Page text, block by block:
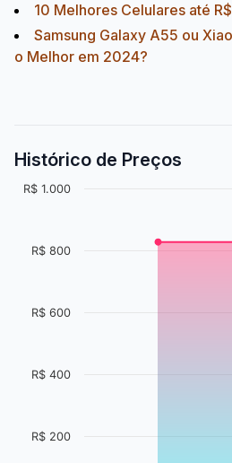
10 Melhores Celulares até
Samsung Galaxy A55 ou
o Melhor em 2024?
Histórico de Preços
R$ 200
R$ 400
R$ 600
R$ 800
R$ 1.000